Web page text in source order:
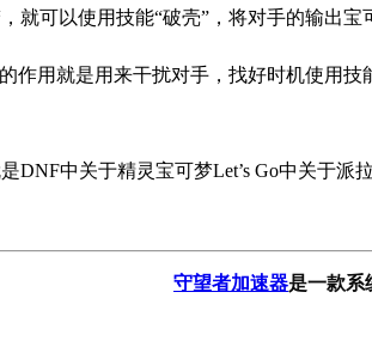
就可以使用技能“破壳”，将对手的输出
作用就是用来干扰对手，找好时机使用
DNF中关于精灵宝可梦Let’s Go中关于
守望者加速器是一款系